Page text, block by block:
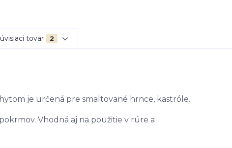
tovar 2
je určená pre smaltované hrnce, kastróle.
Vhodná aj na použitie v rúre a